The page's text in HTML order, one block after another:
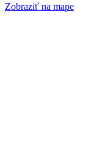
Zobraziť na mape